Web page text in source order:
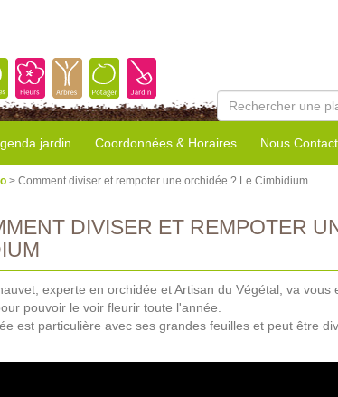
jardin Coordonnées & Horaires Nous
> Comment diviser et rempoter une orchidée ? Le Cimbidium
DIVISER ET REMPOTER
experte en orchidée et Artisan du Végétal, va
pouvoir le voir fleurir toute l'année.
est particulière avec ses grandes feuilles et peut être